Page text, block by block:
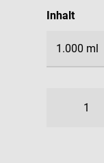
Inhalt